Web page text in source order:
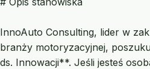
InnoAuto Consulting, lider w
branży motoryzacyjnej,
ds. Innowacji**. Jeśli jesteś